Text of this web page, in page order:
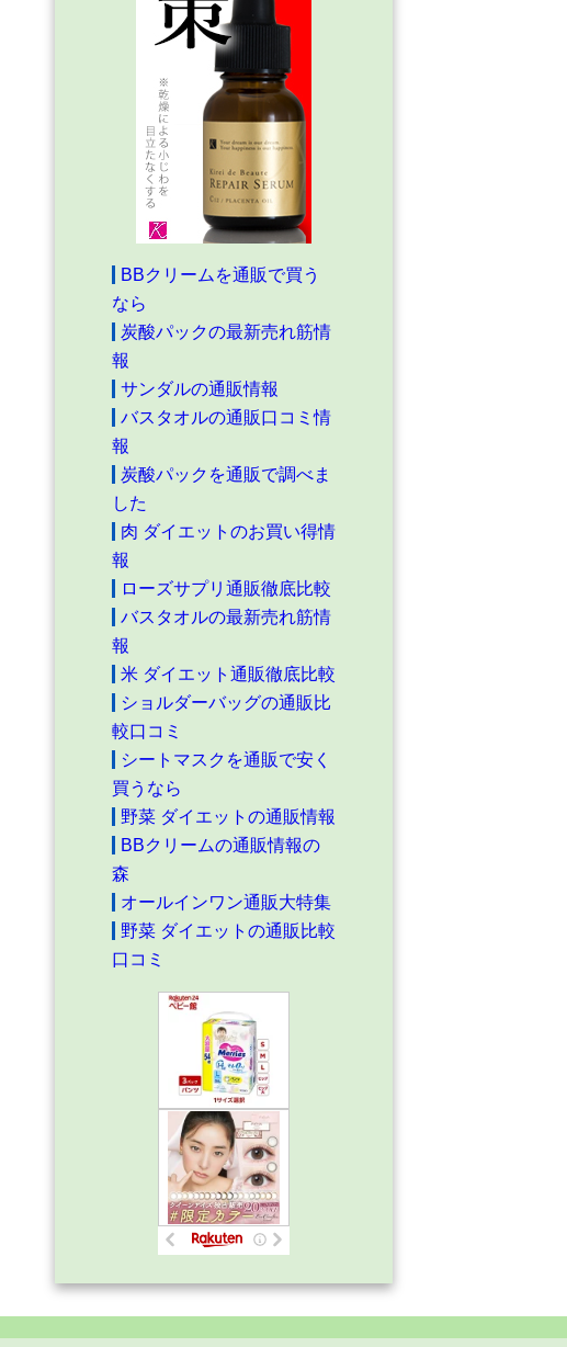
BBクリームを通販で買う
なら
炭酸パックの最新売れ筋情
報
サンダルの通販情報
バスタオルの通販口コミ情
報
炭酸パックを通販で調べま
した
肉 ダイエットのお買い得情
報
ローズサプリ通販徹底比較
バスタオルの最新売れ筋情
報
米 ダイエット通販徹底比較
ショルダーバッグの通販比
較口コミ
シートマスクを通販で安く
買うなら
野菜 ダイエットの通販情報
BBクリームの通販情報の
森
オールインワン通販大特集
野菜 ダイエットの通販比較
口コミ